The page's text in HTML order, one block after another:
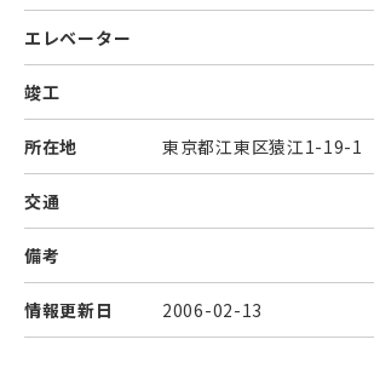
エレベーター
竣工
所在地 東京都江東区猿江1-19-1
交通
備考
情報更新日 2006-02-13